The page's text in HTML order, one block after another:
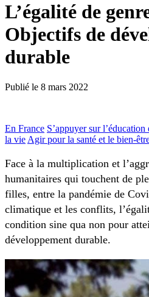
L’égalité de
Objectifs de
durable
Publié le 8 mars 2022
En France S’appuyer sur
la vie Agir pour la santé et le bien-
Face à la multiplication et
humanitaires qui touchent de
filles, entre la pandémie de
climatique et les conflits,
condition sine qua non pour
développement durable.